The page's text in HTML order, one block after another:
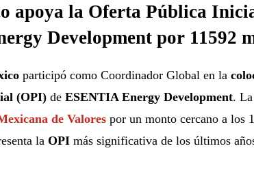
apoya la Oferta Pública
Development por 11592
participó como Coordinador Global en la
(OPI)de ESENTIA Energy Development. La
de Valorespor un monto cercano a los
la OPImás significativa de los últimos